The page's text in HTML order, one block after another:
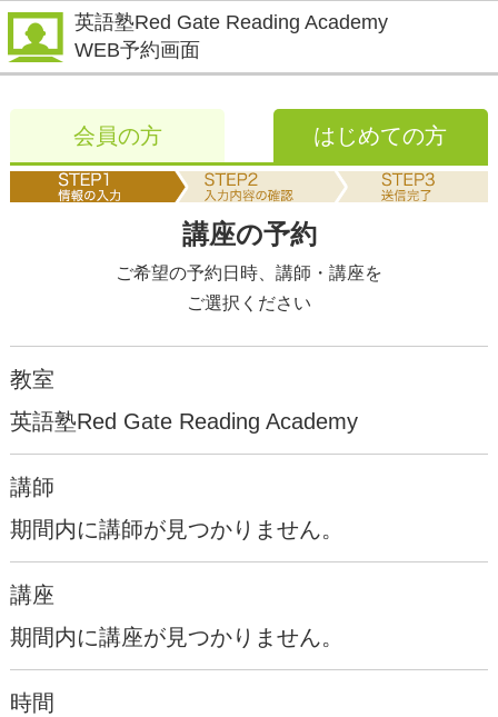
英語塾Red Gate Reading Academy
WEB予約画面
会員の方 はじめての方
講座の予約
ご希望の予約日時、講師・講座を
ご選択ください
教室
英語塾Red Gate Reading Academy
講師
期間内に講師が見つかりません。
講座
期間内に講座が見つかりません。
時間